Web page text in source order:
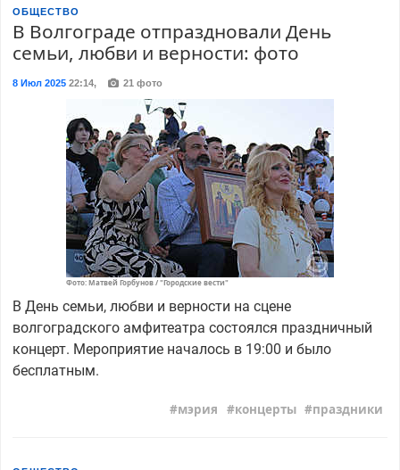
ОБЩЕСТВО
В Волгограде отпраздновали День
семьи, любви и верности: фото
8 Июл 202522:14, 21 фото
Фото: Матвей Горбунов / "Городские вести"
В День семьи, любви и верности на сцене
волгоградского амфитеатра состоялся праздничный
концерт. Мероприятие началось в 19:00 и было
бесплатным.
мэрия концерты праздники